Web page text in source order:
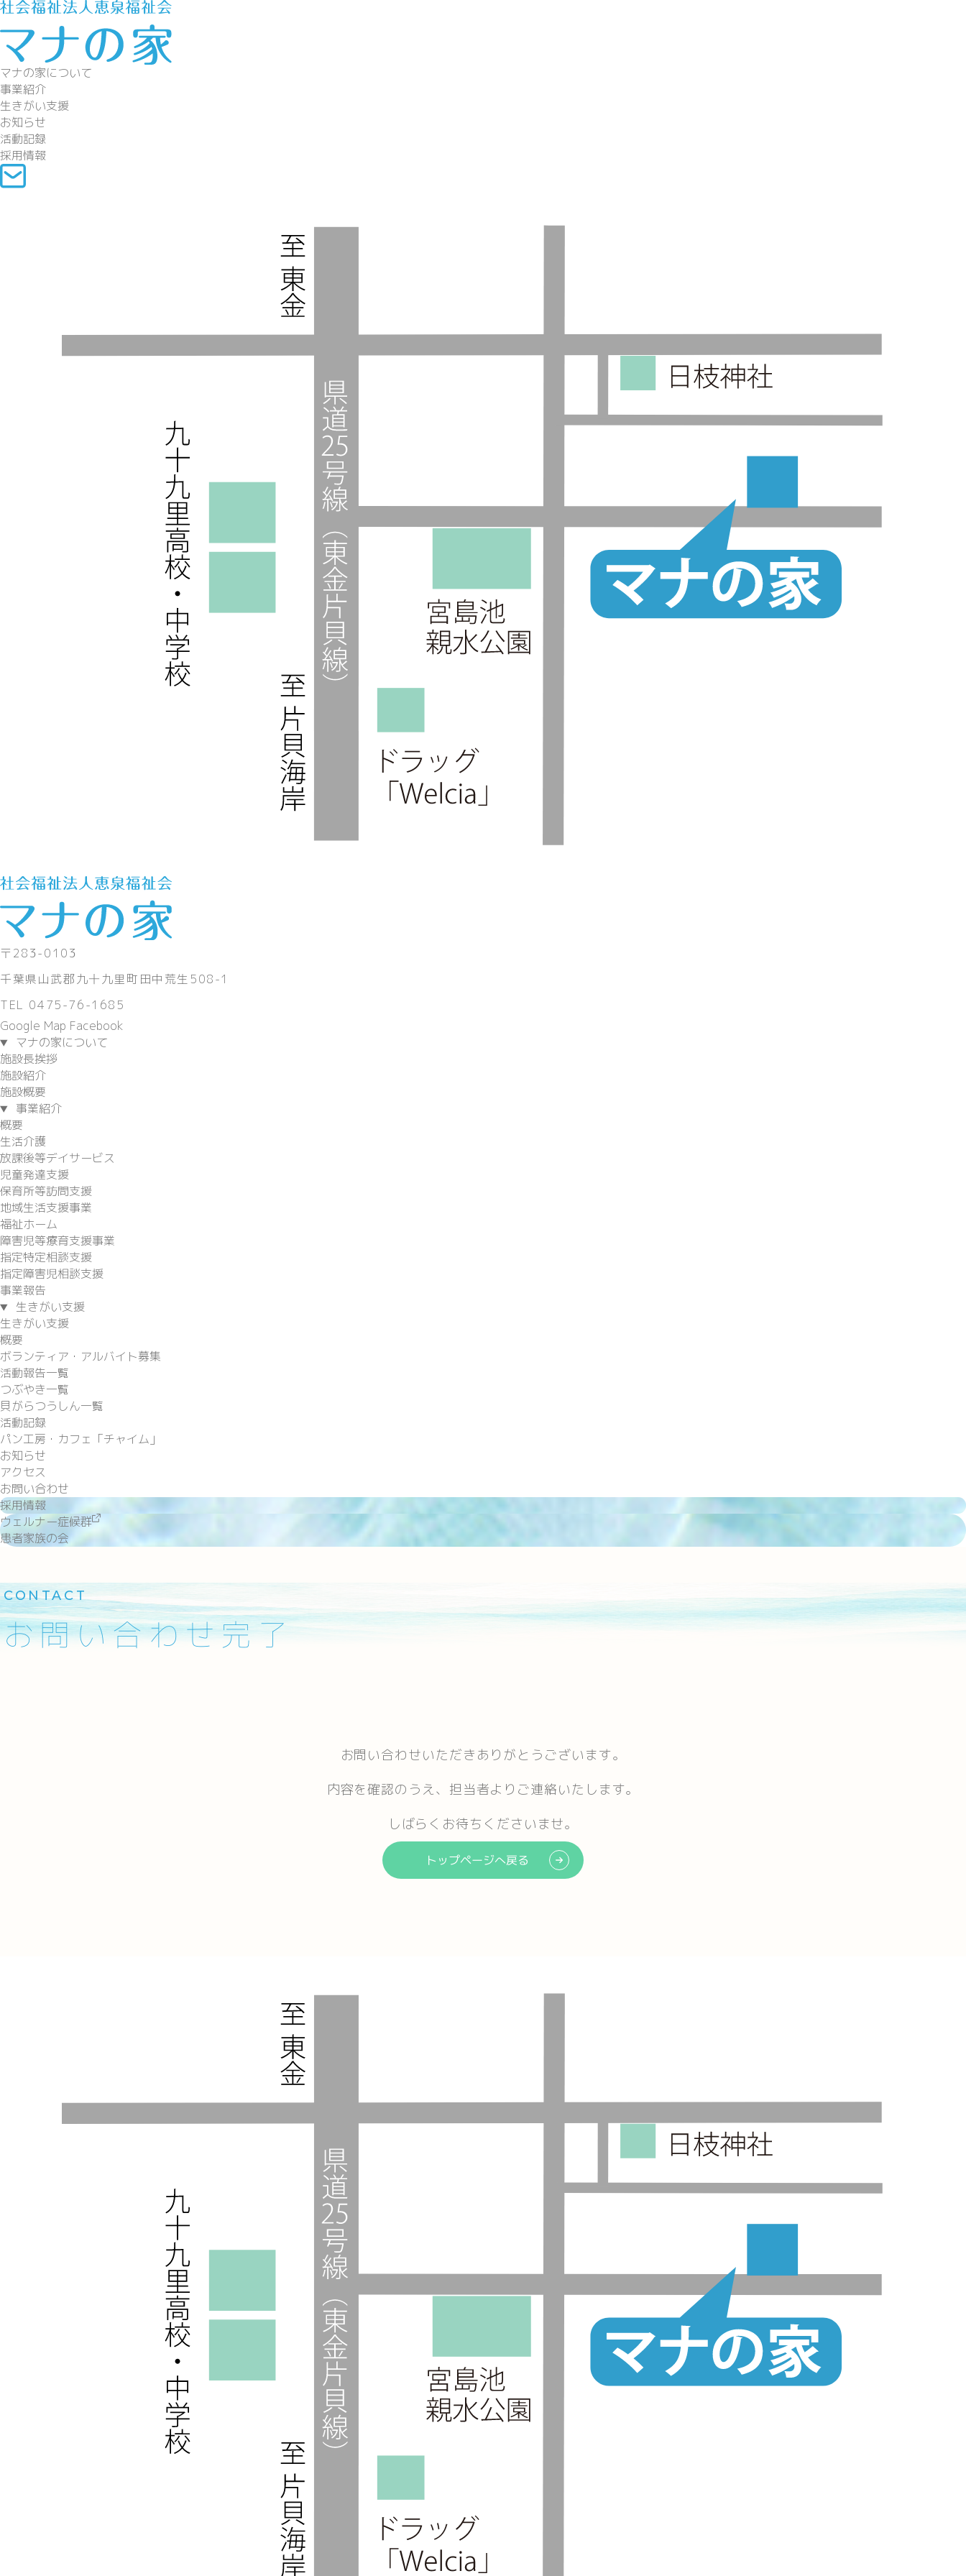
マナの家について
事業紹介
生きがい支援
お知らせ
活動記録
採用情報
〒283-0103
千葉県山武郡九十九里町田中荒生508-1
TEL 0475-76-1685
Google Map Facebook
マナの家について
施設長挨拶
施設紹介
施設概要
事業紹介
概要
生活介護
放課後等デイサービス
児童発達支援
保育所等訪問支援
地域生活支援事業
福祉ホーム
障害児等療育支援事業
指定特定相談支援
指定障害児相談支援
事業報告
生きがい支援
生きがい支援
概要
ボランティア・アルバイト募集
活動報告一覧
つぶやき一覧
貝がらつうしん一覧
活動記録
パン工房・カフェ「チャイム」
お知らせ
アクセス
お問い合わせ
採用情報
ウェルナー症候群
患者家族の会
CONTACT
お問い合わせ完了
お問い合わせいただきありがとうございます。
内容を確認のうえ、担当者よりご連絡いたします。
しばらくお待ちくださいませ。
トップページへ戻る